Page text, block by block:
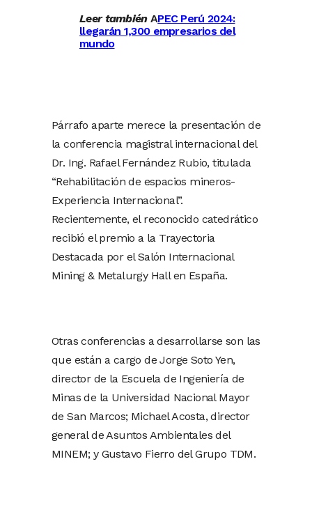
Leer también APEC Perú 2024:
llegarán 1,300 empresarios del
mundo
Párrafo aparte merece la presentación de
la conferencia magistral internacional del
Dr. Ing. Rafael Fernández Rubio, titulada
“Rehabilitación de espacios mineros-
Experiencia Internacional”.
Recientemente, el reconocido catedrático
recibió el premio a la Trayectoria
Destacada por el Salón Internacional
Mining & Metalurgy Hall en España.
Otras conferencias a desarrollarse son las
que están a cargo de Jorge Soto Yen,
director de la Escuela de Ingeniería de
Minas de la Universidad Nacional Mayor
de San Marcos; Michael Acosta, director
general de Asuntos Ambientales del
MINEM; y Gustavo Fierro del Grupo TDM.